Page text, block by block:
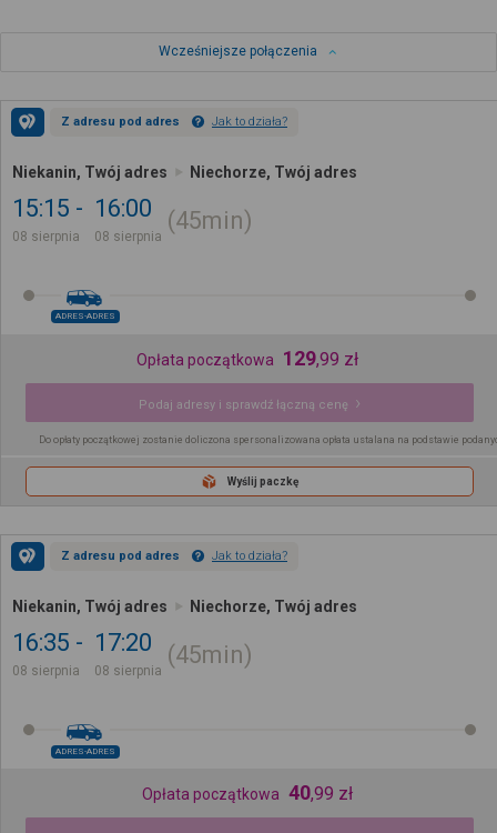
Wcześniejsze połączenia
Z adresu pod adres Jak to działa?
Niekanin, Twój adres Niechorze, Twój adres
15:15
08 sierpnia
16:00
08 sierpnia
45min
ADRES-ADRES
Opłata początkowa 129,99 zł
Podaj adresy i sprawdź łączną cenę
Do opłaty początkowej zostanie doliczona spersonalizowana opłata ustalana na podstawie
Wyślij paczkę
Z adresu pod adres Jak to działa?
Niekanin, Twój adres Niechorze, Twój adres
16:35
08 sierpnia
17:20
08 sierpnia
45min
ADRES-ADRES
Opłata początkowa 40,99 zł